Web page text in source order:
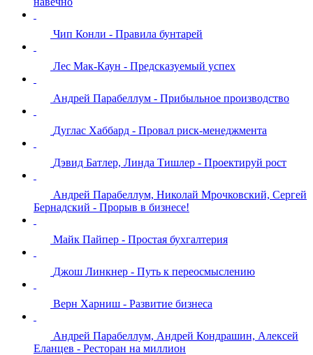
Чип Конли - Правила бунтарей
Лес Мак-Каун - Предсказуемый успех
Андрей Парабеллум - Прибыльное производство
Дуглас Хаббард - Провал риск-менеджмента
Дэвид Батлер, Линда Тишлер - Проектируй рост
Андрей Парабеллум, Николай Мрочковский, Сергей
Бернадский - Прорыв в бизнесе!
Майк Пайпер - Простая бухгалтерия
Джош Линкнер - Путь к переосмыслению
Верн Харниш - Развитие бизнеса
Андрей Парабеллум, Андрей Кондрашин, Алексей
Еланцев - Ресторан на миллион